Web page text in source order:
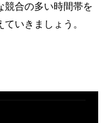
競合の多い時間帯を
いきましょう。